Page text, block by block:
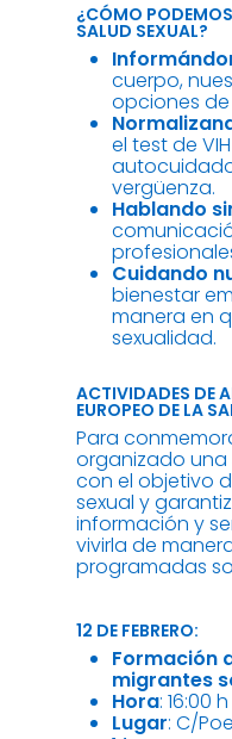
¿CÓMO
SALUD SEXUAL?
cuerpo,
opciones
el test de
vergüenza.
Hablando
Cuidando
bienestar
manera en
sexualidad.
ACTIVIDADES DE
EUROPEO DE LA
Para
organizado una
con el objetivo
sexual y
información y
vivirla de
programadas
12 DE FEBRERO:
Formación
migrantes
Hora: 16:00
Lugar: C/